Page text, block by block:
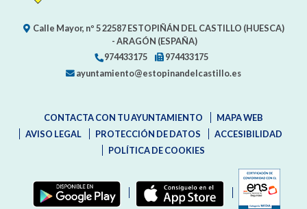
Calle Mayor, nº 522587 ESTOPIÑÁN DEL CASTILLO (HUESCA)
- ARAGÓN (ESPAÑA)
974433175
974433175
ayuntamiento@estopinandelcastillo.es
CONTACTA CON TU AYUNTAMIENTO
MAPA WEB
AVISO LEGAL
PROTECCIÓN DE DATOS
ACCESIBILIDAD
POLÍTICA DE COOKIES